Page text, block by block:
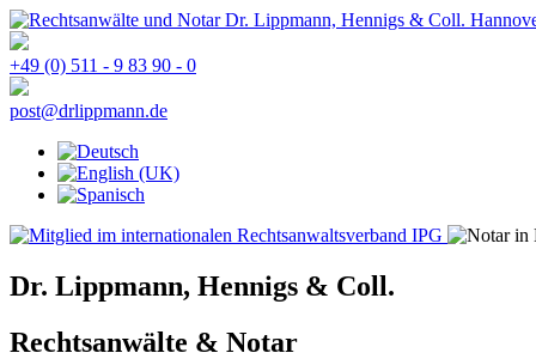
+49 (0) 511 - 9 83 90 - 0
Dr. Lippmann, Hennigs & Coll.
Rechtsanwälte & Notar